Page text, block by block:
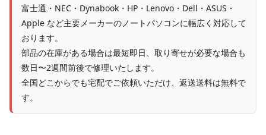
富士通・NEC・Dynabook・HP・Lenovo・Dell・ASUS・
Apple など主要メーカーのノートパソコンに幅広く対応して
おります。
部品の在庫がある場合は最短即日、取り寄せが必要な場合も
数日〜2週間前後で修理いたします。
全国どこからでも宅配でご依頼いただけ、返送送料は無料で
す。